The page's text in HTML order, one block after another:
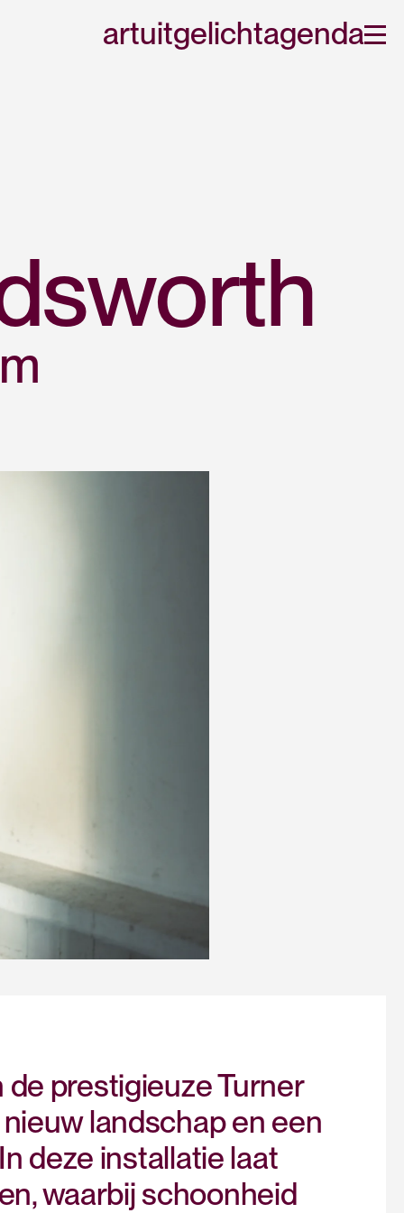
artuitgelichtagenda
prestigieuze Turner
landschap en een
deze installatie laat
waarbij schoonheid